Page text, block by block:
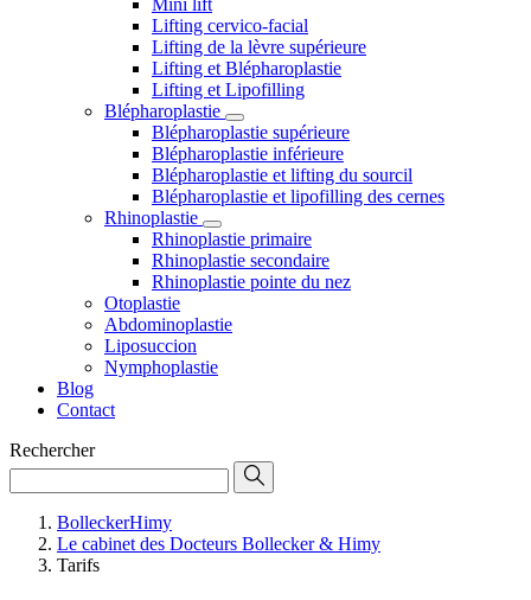
Mini lift
Lifting cervico-facial
Lifting de la lèvre supérieure
Lifting et Blépharoplastie
Lifting et Lipofilling
Blépharoplastie
Blépharoplastie supérieure
Blépharoplastie inférieure
Blépharoplastie et lifting du sourcil
Blépharoplastie et lipofilling des cernes
Rhinoplastie
Rhinoplastie primaire
Rhinoplastie secondaire
Rhinoplastie pointe du nez
Otoplastie
Abdominoplastie
Liposuccion
Nymphoplastie
Blog
Contact
Rechercher
BolleckerHimy
Le cabinet des Docteurs Bollecker & Himy
Tarifs